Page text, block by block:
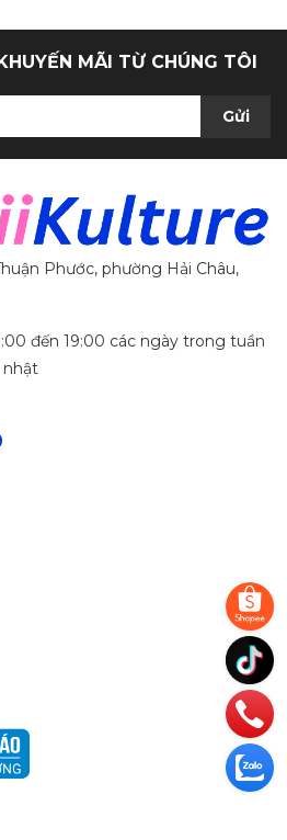
MÃI TỪ CHÚNG TÔI
Gửi
Phước, phường Hải Châu,
đến 19:00 các ngày trong tuần
nhật